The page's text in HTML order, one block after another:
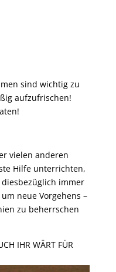
sind wichtig zu
aufzufrischen!
vielen anderen
Hilfe unterrichten,
immer
neue Vorgehens –
zu beherrschen
IHR WÄRT FÜR